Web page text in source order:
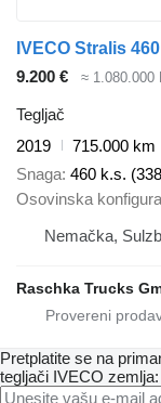
IVECO Stralis
9.200 €
≈ 1.080.000
Tegljač
2019
715.000 km
Snaga 460 k.s.
Osovinska
Nemačka,
Raschka Trucks
Pretplatite se na
tegljači IVECO